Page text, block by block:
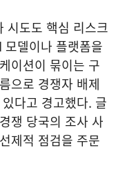
시도도 핵심 리스크
델이나 플랫폼을
이션이 묶이는 구
으로 경쟁자 배제
다고 경고했다. 글
쟁 당국의 조사 사
제적 점검을 주문